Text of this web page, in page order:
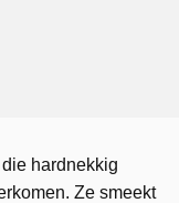
hardnekkig
Ze smeekt